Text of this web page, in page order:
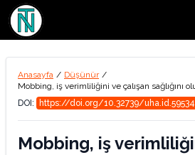
Anasayfa / Düşünür /
Mobbing, iş verimliliğini ve çalışan sağlığını
DOI:
https://doi.org/10.32739/uha.id.59534
Mobbing, iş